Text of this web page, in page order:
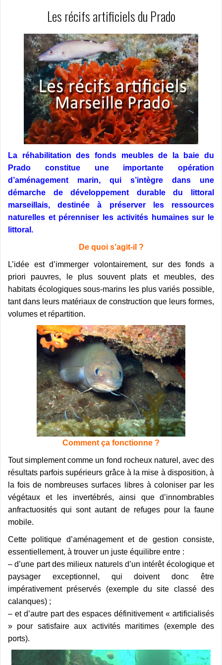
Les récifs artificiels du Prado
La réhabilitation des fonds meubles de la baie du
Prado constitue une importante opération
d’aménagement marin, qui s’intègre dans une
démarche de développement durable du littoral
marseillais, destinée à préserver les ressources
naturelles et pérenniser les activités humaines sur le
littoral.
De quoi s’agit-il ?
L’idée est d’immerger volontairement, sur des fonds a
priori pauvres, le plus souvent plats et meubles, des
habitats écologiques sous-marins les plus variés possible,
tant dans leurs matériaux de construction que leurs formes,
volumes et répartition.
Comment ça fonctionne ?
Tout simplement comme un fond rocheux naturel, avec des
résultats parfois supérieurs grâce à la mise à disposition, à
la fois de nombreuses surfaces libres à coloniser par les
végétaux et les invertébrés, ainsi que d’innombrables
anfractuosités qui sont autant de refuges pour la faune
mobile.
Cette politique d’aménagement et de gestion consiste,
essentiellement, à trouver un juste équilibre entre :
– d’une part des milieux naturels d’un intérêt écologique et
paysager exceptionnel, qui doivent donc être
impérativement préservés (exemple du site classé des
calanques) ;
– et d’autre part des espaces définitivement « artificialisés
» pour satisfaire aux activités maritimes (exemple des
ports).